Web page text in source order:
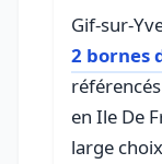
Gif-sur-
2 bornes
en Ile De
large